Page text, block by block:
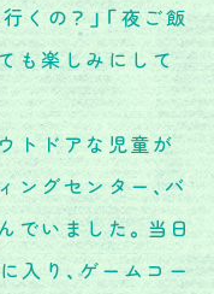
くの？」「夜ご飯
も楽しみにして
トドアな児童が
ングセンター、バ
でいました。当日
入り、ゲームコー